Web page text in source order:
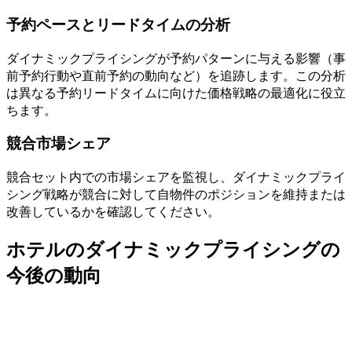
予約ペースとリードタイムの分析
ダイナミックプライシングが予約パターンに与える影響（事
前予約行動や直前予約の動向など）を追跡します。この分析
は異なる予約リードタイムに向けた価格戦略の最適化に役立
ちます。
競合市場シェア
競合セット内での市場シェアを監視し、ダイナミックプライ
シング戦略が競合に対して自物件のポジションを維持または
改善しているかを確認してください。
ホテルのダイナミックプライシングの
今後の動向